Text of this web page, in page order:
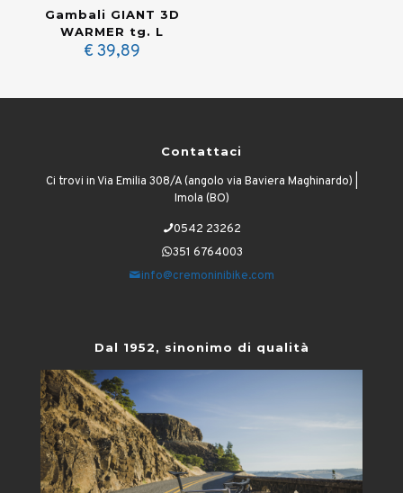
Gambali GIANT 3D
WARMER tg. L
€ 39,89
Contattaci
Ci trovi in Via Emilia 308/A (angolo via Baviera Maghinardo) |
Imola (BO)
0542 23262
351 6764003
info@cremoninibike.com
Dal 1952, sinonimo di qualità